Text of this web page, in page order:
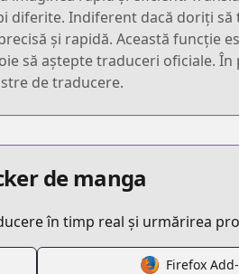
Indiferent dacă doriți
și rapidă. Această funcție
să aștepte traduceri oficiale.
de traducere.
de manga
în timp real și urmărirea
Firefox